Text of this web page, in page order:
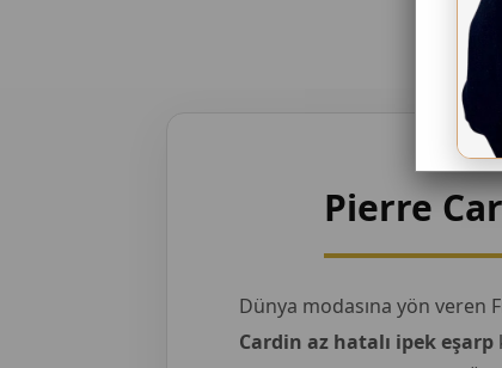
Pierre
Dünya modasına yön veren
Cardin az hatalı ipek eşarp